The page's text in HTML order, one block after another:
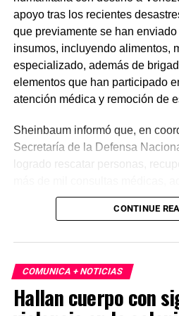
apoyo tras los recientes
que previamente se han
insumos, incluyendo alimentos,
especializado, además de
elementos que han participado
atención médica y remoción de
Sheinbaum informó que, en
Secretaría de la Defensa
logrado rescatar personas,
plantas de energía y materiales
estas acciones responden a
En otro tema, el secretario de
aseguró que el Tratado entre
Canadá (T-MEC) se mantiene
CONTINUE
COMUNICA + NOTICIAS
Hallan cuerpo con